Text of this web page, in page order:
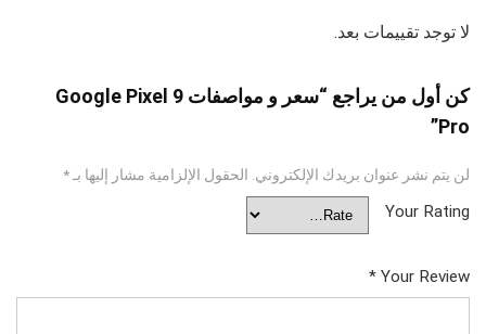
لا توجد تقييمات بعد.
كن أول من يراجع “سعر و مواصفات Google Pixel 9
Pro”
لن يتم نشر عنوان بريدك الإلكتروني. الحقول الإلزامية مشار إليها بـ*
Your Rating
Your Review
*